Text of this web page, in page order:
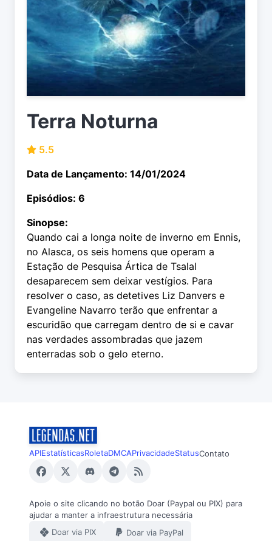
Terra Noturna
5.5
Data de Lançamento: 14/01/2024
Episódios: 6
Sinopse:
Quando cai a longa noite de inverno em Ennis,
no Alasca, os seis homens que operam a
Estação de Pesquisa Ártica de Tsalal
desaparecem sem deixar vestígios. Para
resolver o caso, as detetives Liz Danvers e
Evangeline Navarro terão que enfrentar a
escuridão que carregam dentro de si e cavar
nas verdades assombradas que jazem
enterradas sob o gelo eterno.
APIEstatísticasRoletaDMCAPrivacidadeStatusContato
Apoie o site clicando no botão Doar (Paypal ou PIX) para
ajudar a manter a infraestrutura necessária
Doar via PIX
Doar via PayPal